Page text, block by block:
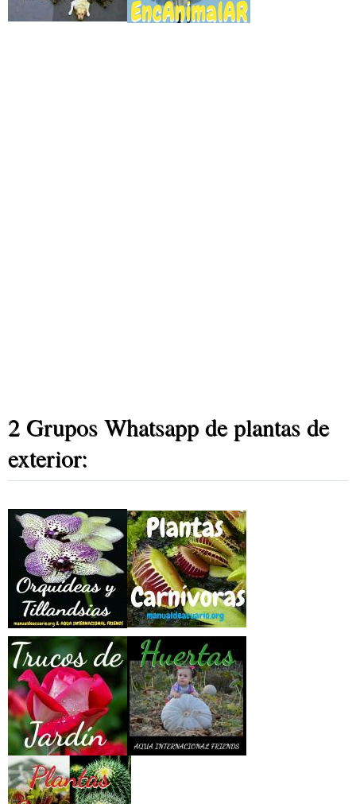
2 Grupos Whatsapp de plantas de
exterior: